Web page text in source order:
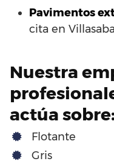
Pavimentos
cita en
Nuestra
actúa sobre:
Flotante
Gris